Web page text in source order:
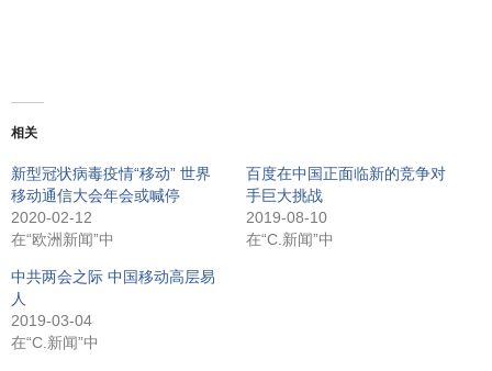
相关
新型冠状病毒疫情“移动” 世界
移动通信大会年会或喊停
2020-02-12
在“欧洲新闻”中
百度在中国正面临新的竞争对
手巨大挑战
2019-08-10
在“C.新闻”中
中共两会之际 中国移动高层易
人
2019-03-04
在“C.新闻”中